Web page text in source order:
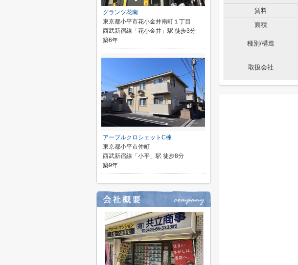
賃料
面積
種別/構造
取扱会社
グランツ花南
東京都小平市花小金井南町１丁目
西武新宿線「花小金井」駅 徒歩3分
築6年
アーブルクロシェットC棟
東京都小平市仲町
西武新宿線「小平」駅 徒歩8分
築9年